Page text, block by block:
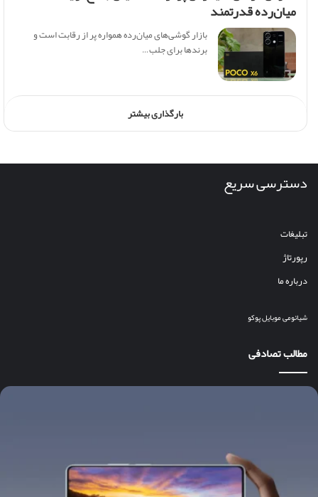
میان‌رده قدرتمند
بازار گوشی‌های میان‌رده همواره پر از رقابت است و
برندها برای جلب…
بارگذاری بیشتر
دسترسی سریع
تبلیغات
رپورتاژ
درباره ما
شیائومیموبایلپوکو
مطالب تصادفی